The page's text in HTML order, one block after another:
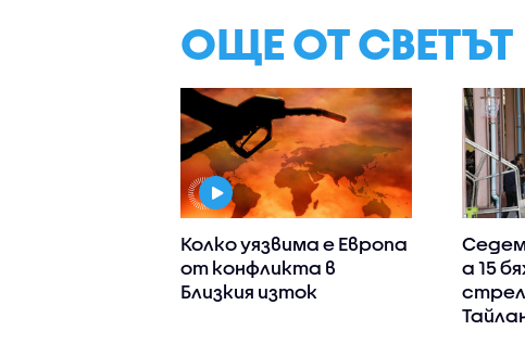
ОЩЕ ОТ СВЕТЪТ
Колко уязвима е Европа
от конфликта в
Близкия изток
Седем
а 15